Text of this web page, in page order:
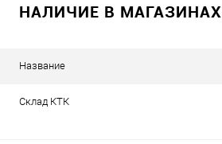
НАЛИЧИЕ В МАГАЗИНАХ
Название
Склад КТК